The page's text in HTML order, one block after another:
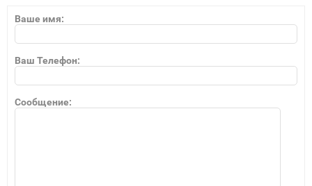
Ваше имя:
Ваш Телефон:
Сообщение: